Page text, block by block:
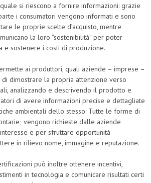
si riescono a fornire informazioni: grazie
i consumatori vengono informati e sono
le proprie scelte d’acquisto, mentre
la loro “sostenibilità” per poter
e sostenere i costi di produzione.
ai produttori, quali aziende – imprese –
di dimostrare la propria attenzione verso
analizzando e descrivendo il prodotto e
di avere informazioni precise e dettagliate
ambientali dello stesso. Tutte le forme di
vengono richieste dalle aziende
e per sfruttare opportunità
in rilievo nome, immagine e reputazione.
può inoltre ottenere incentivi,
in tecnologia e comunicare risultati certi